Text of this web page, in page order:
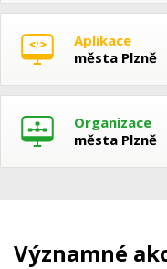
Aplikace
města Plzně
Organizace
města Plzně
Významné